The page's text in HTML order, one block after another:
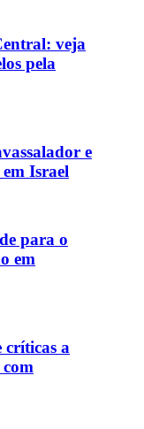
veja
pela
e
Israel
para o
em
críticas a